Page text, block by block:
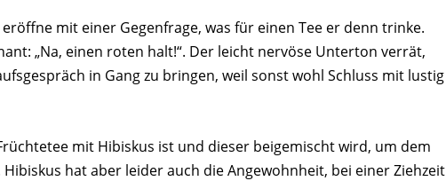
mit einer Gegenfrage, was für einen Tee er denn trinke.
„Na, einen roten halt!“. Der leicht nervöse Unterton verrät,
in Gang zu bringen, weil sonst wohl Schluss mit lustig
mit Hibiskus ist und dieser beigemischt wird, um dem
hat aber leider auch die Angewohnheit, bei einer Ziehzeit